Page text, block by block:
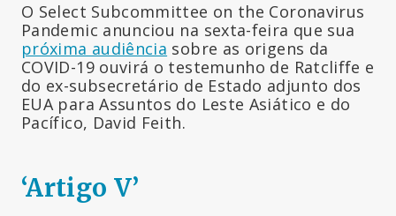
O Select Subcommittee on the Coronavirus
Pandemic anunciou na sexta-feira que sua
próxima audiência sobre as origens da
COVID-19 ouvirá o testemunho de Ratcliffe e
do ex-subsecretário de Estado adjunto dos
EUA para Assuntos do Leste Asiático e do
Pacífico, David Feith.
‘Artigo V’